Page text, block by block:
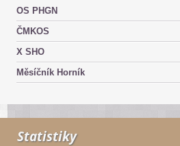
OS PHGN
ČMKOS
X SHO
Měsíčník Horník
Statistiky